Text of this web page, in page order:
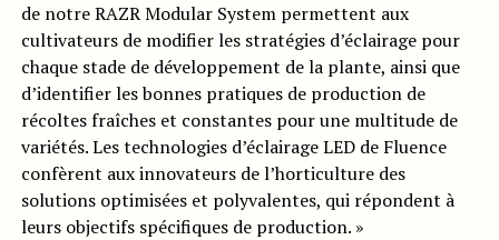
de notre RAZR Modular System permettent aux
cultivateurs de modifier les stratégies d’éclairage pour
chaque stade de développement de la plante, ainsi que
d’identifier les bonnes pratiques de production de
récoltes fraîches et constantes pour une multitude de
variétés. Les technologies d’éclairage LED de Fluence
confèrent aux innovateurs de l’horticulture des
solutions optimisées et polyvalentes, qui répondent à
leurs objectifs spécifiques de production. »